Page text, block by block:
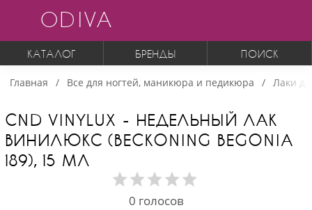
ODIVA
КАТАЛОГ БРЕНДЫ ПОИСК
Главная Все для ногтей, маникюра и педикюра Лаки
CND VINYLUX - НЕДЕЛЬНЫЙ ЛАК
ВИНИЛЮКС (BECKONING BEGONIA
189), 15 МЛ
0 голосов